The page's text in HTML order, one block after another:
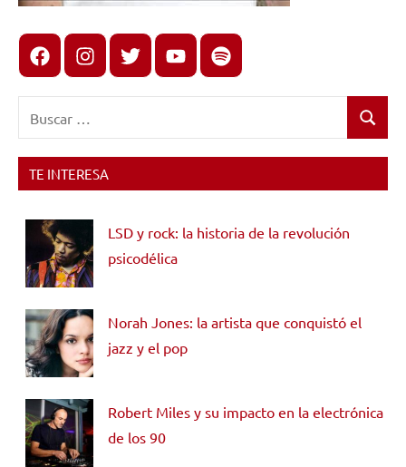
FacebookInstagram
X youtubespotify
Buscar
TE INTERESA
LSD y rock: la historia de la revolución
psicodélica
Norah Jones: la artista que conquistó el
jazz y el pop
Robert Miles y su impacto en la electrónica
de los 90